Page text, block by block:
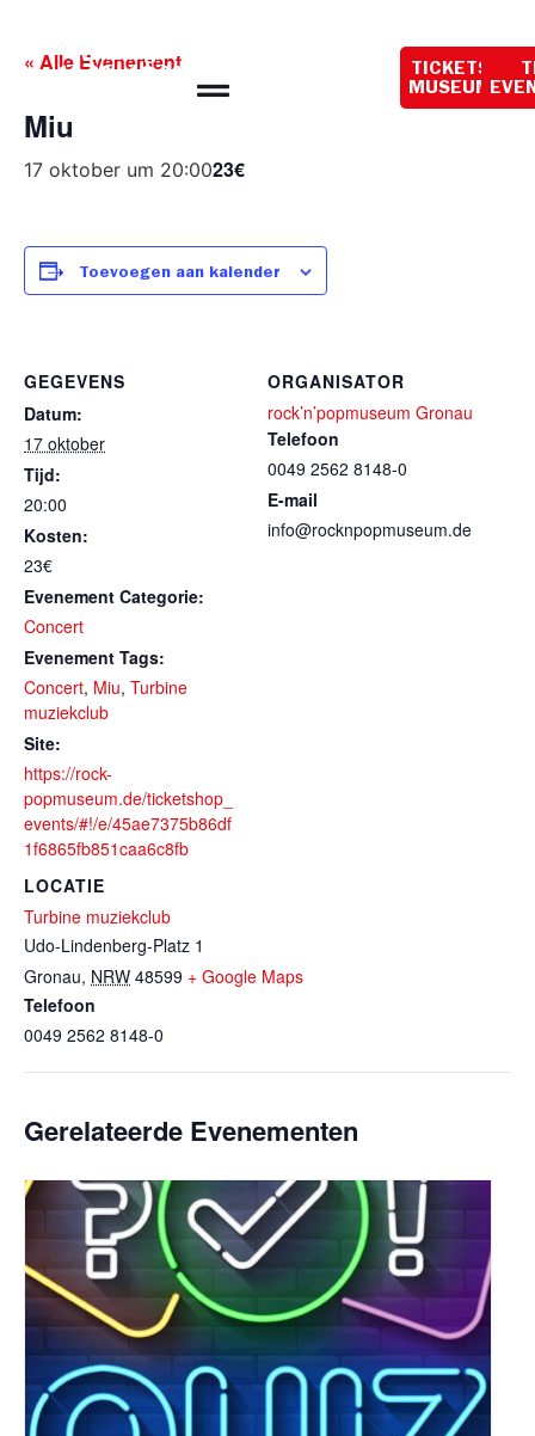
vandaag:
TICKETS
MUSEUM
« Alle Evenementen
Miu
17 oktober um 20:0023€
Toevoegen aan kalender
GEGEVENS
Datum:
17 oktober
Tijd:
20:00
Kosten:
23€
Evenement Categorie:
Concert
Evenement Tags:
Concert, Miu, Turbine
muziekclub
Site:
https://rock-
popmuseum.de/ticketshop_
events/#!/e/45ae7375b86df
1f6865fb851caa6c8fb
LOCATIE
Turbine muziekclub
Udo-Lindenberg-Platz 1
Gronau, NRW 48599 + Google Maps
Telefoon
0049 2562 8148-0
ORGANISATOR
rock’n’popmuseum Gronau
Telefoon
0049 2562 8148-0
E-mail
info@rocknpopmuseum.de
Gerelateerde Evenementen